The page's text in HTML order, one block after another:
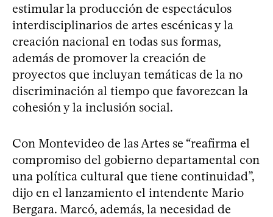
estimular la producción de espectáculos
interdisciplinarios de artes escénicas y la
creación nacional en todas sus formas,
además de promover la creación de
proyectos que incluyan temáticas de la no
discriminación al tiempo que favorezcan la
cohesión y la inclusión social.
Con Montevideo de las Artes se “reafirma el
compromiso del gobierno departamental con
una política cultural que tiene continuidad”,
dijo en el lanzamiento el intendente Mario
Bergara. Marcó, además, la necesidad de